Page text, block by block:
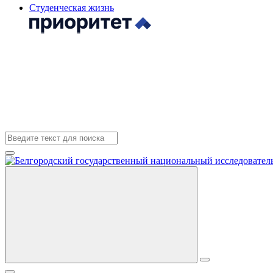
Студенческая жизнь